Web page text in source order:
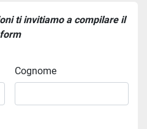
ti invitiamo a compilare il
form
Cognome